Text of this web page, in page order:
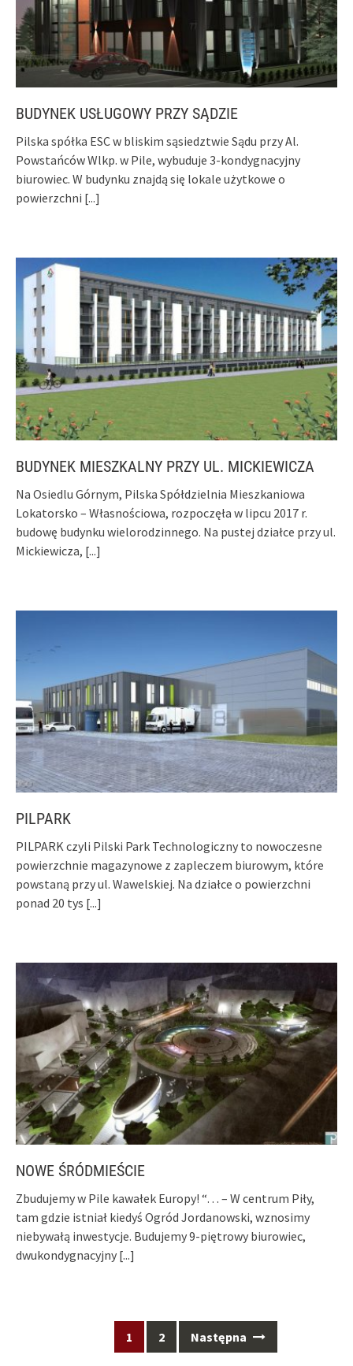
BUDYNEK USŁUGOWY PRZY SĄDZIE
Pilska spółka ESC w bliskim sąsiedztwie Sądu przy Al.
Powstańców Wlkp. w Pile, wybuduje 3-kondygnacyjny
biurowiec. W budynku znajdą się lokale użytkowe o
powierzchni [...]
BUDYNEK MIESZKALNY PRZY UL. MICKIEWICZA
Na Osiedlu Górnym, Pilska Spółdzielnia Mieszkaniowa
Lokatorsko – Własnościowa, rozpoczęła w lipcu 2017 r.
budowę budynku wielorodzinnego. Na pustej działce przy ul.
Mickiewicza, [...]
PILPARK
PILPARK czyli Pilski Park Technologiczny to nowoczesne
powierzchnie magazynowe z zapleczem biurowym, które
powstaną przy ul. Wawelskiej. Na działce o powierzchni
ponad 20 tys [...]
NOWE ŚRÓDMIEŚCIE
Zbudujemy w Pile kawałek Europy! “… – W centrum Piły,
tam gdzie istniał kiedyś Ogród Jordanowski, wznosimy
niebywałą inwestycje. Budujemy 9-piętrowy biurowiec,
dwukondygnacyjny [...]
1 2 Następna